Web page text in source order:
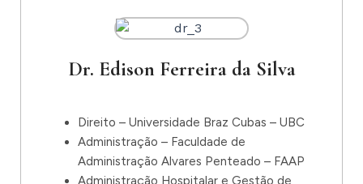
Dr. Edison Ferreira da Silva
Direito – Universidade Braz Cubas – UBC
Administração – Faculdade de
Administração Alvares Penteado – FAAP
Administração Hospitalar e Gestão de